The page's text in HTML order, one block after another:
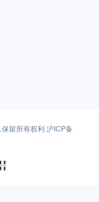
.保留所有权利沪ICP备